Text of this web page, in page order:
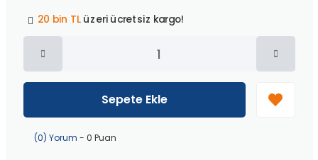
20 bin TLüzeri ücretsiz kargo!
40 bin TL
Peşin fiyatına
üzeri ücretsiz kargo!
üzeri ücretsiz kargo!
40 bin TLüzeri özel teklif!
Sepete Ekle
(0) Yorum - 0 Puan